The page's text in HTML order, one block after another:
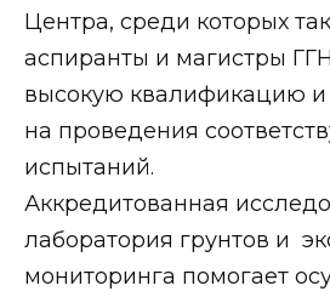
Центра, среди которых
аспиранты и магистры
высокую квалификацию и
на проведения
испытаний.
Аккредитованная
лаборатория грунтов и
мониторинга помогает